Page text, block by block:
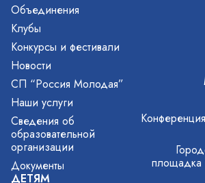
Объединения
Клубы
Конкурсы и фестивали
Новости
СП “Россия Молодая”
Наши услуги
Сведения об
образовательной
организации
Документы
ДЕТЯМ
площадка